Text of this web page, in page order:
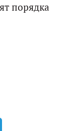
порядка